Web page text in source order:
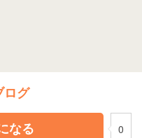
ログ
なる
0